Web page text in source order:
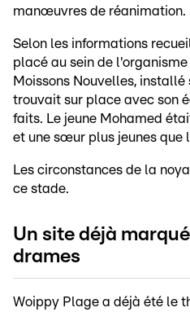
manœuvres de réanimation.
Selon les informations
placé au sein de
Moissons Nouvelles,
trouvait sur place avec son
faits. Le jeune Mohamed
et une sœur plus jeunes que
Les circonstances de la
ce stade.
Un site déjà
drames
Woippy Plage a déjà été le